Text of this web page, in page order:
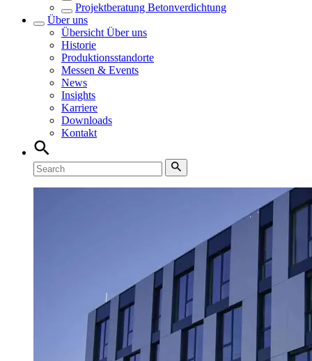
Projektberatung Betonverdichtung
Über uns
Übersicht Über uns
Historie
Produktionsstandorte
Messen & Events
News
Insights
Karriere
Downloads
Kontakt